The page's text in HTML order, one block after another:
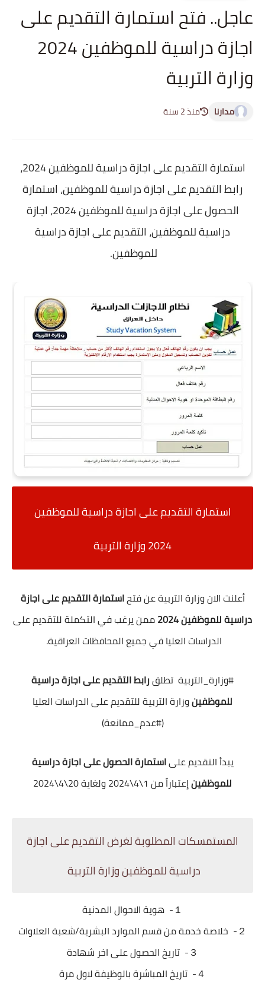
عاجل.. فتح استمارة التقديم على
اجازة دراسية للموظفين 2024
وزارة التربية
مدارنا منذ 2 سنة
استمارة التقديم على اجازة دراسية للموظفين 2024،
رابط التقديم على اجازة دراسية للموظفين، استمارة
الحصول على اجازة دراسية للموظفين 2024، اجازة
دراسية للموظفين، التقديم على اجازة دراسية
للموظفين.
استمارة التقديم على اجازة دراسية للموظفين
2024 وزارة التربية
أعلنت الان وزارة التربية عن فتحاستمارة التقديم على اجازة
دراسية للموظفين 2024
ممن يرغب في التكملة للتقديم على
الدراسات العليا في جميع المحافظات العراقية.
#وزارة_التربية تطلقرابط التقديم على اجازة دراسية
للموظفينوزارة التربية للتقديم على الدراسات العليا
(#عدم_ممانعة)
يبدأ التقديم علىاستمارة الحصول على اجازة دراسية
للموظفينإعتباراً من 1\4\2024 ولغاية 20\4\2024
المستمسكات المطلوبة لغرض التقديم على اجازة
دراسية للموظفين وزارة التربية
１- هوية الاحوال المدنية
２- خلاصة خدمة من قسم الموارد البشرية/شعبة العلاوات
３- تاريخ الحصول على اخر شهادة
４- تاريخ المباشرة بالوظيفة لاول مرة